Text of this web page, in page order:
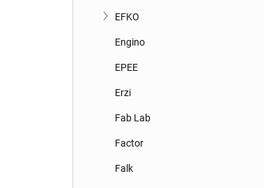
EFKO
Engino
EPEE
Erzi
Fab Lab
Factor
Falk